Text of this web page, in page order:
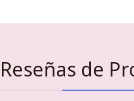
Reseñas de